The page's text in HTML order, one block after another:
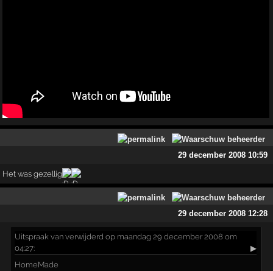
29 december 2008 10:59
Het was gezellig
29 december 2008 12:28
Uitspraak van verwijderd op maandag 29 december 2008 om
04:27:
▶
HomeMade